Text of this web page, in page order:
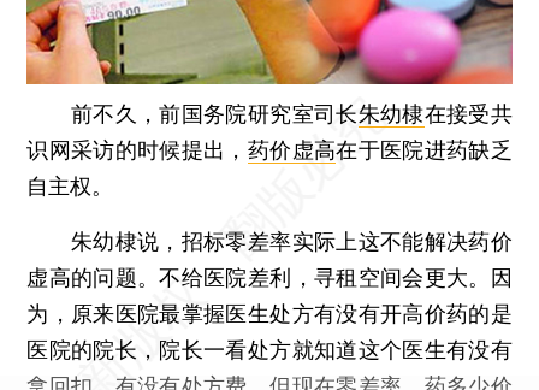
前不久，前国务院研究室司长朱幼棣在接受共
识网采访的时候提出， 药价虚高在于医院进药缺乏
自主权。
朱幼棣说，招标零差率实际上这不能解决药价
虚高的问题。不给医院差利，寻租空间会更大。因
为，原来医院最掌握医生处方有没有开高价药的是
医院的院长，院长一看处方就知道这个医生有没有